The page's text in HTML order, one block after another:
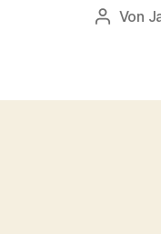
Von